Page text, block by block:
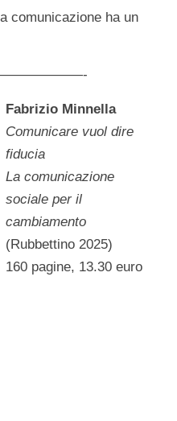
comunicazione ha un
Fabrizio Minnella
Comunicare vuol dire
fiducia
La comunicazione
sociale per il
cambiamento
(Rubbettino 2025)
160 pagine, 13.30 euro